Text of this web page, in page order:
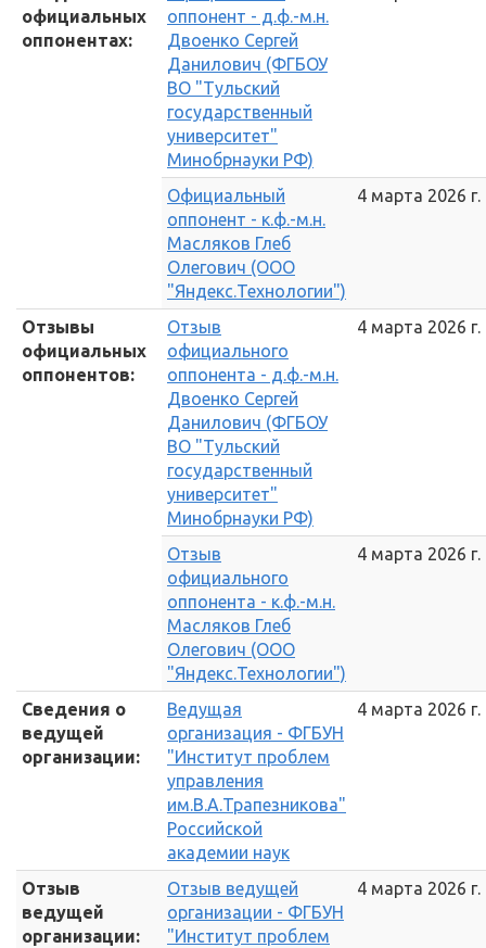
официальных
оппонентах:
оппонент - д.ф.-м.н.
Двоенко Сергей
Данилович (ФГБОУ
ВО "Тульский
государственный
университет"
Минобрнауки РФ)
Официальный
оппонент - к.ф.-м.н.
Масляков Глеб
Олегович (ООО
"Яндекс.Технологии")
4 марта 2026 г.
Отзывы
официальных
оппонентов:
Отзыв
официального
оппонента - д.ф.-м.н.
Двоенко Сергей
Данилович (ФГБОУ
ВО "Тульский
государственный
университет"
Минобрнауки РФ)
4 марта 2026 г.
Отзыв
официального
оппонента - к.ф.-м.н.
Масляков Глеб
Олегович (ООО
"Яндекс.Технологии")
4 марта 2026 г.
Сведения о
ведущей
организации:
Ведущая
организация - ФГБУН
"Институт проблем
управления
им.В.А.Трапезникова"
Российской
академии наук
4 марта 2026 г.
Отзыв
ведущей
организации:
Отзыв ведущей
организации - ФГБУН
"Институт проблем
4 марта 2026 г.